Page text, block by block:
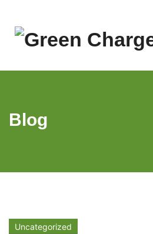
content
Blog
Uncategorized